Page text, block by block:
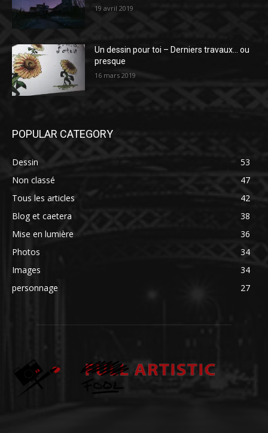
19 avril 2019
Un dessin pour toi – Derniers travaux… ou
presque
16 mars 2019
POPULAR CATEGORY
Dessin
53
Non classé
47
Tous les articles
42
Blog et caetera
38
Mise en lumière
36
Photos
34
Images
34
personnage
27